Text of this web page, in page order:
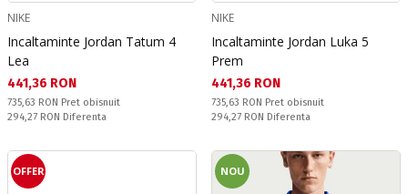
NIKE
Incaltaminte Jordan Tatum 4
Lea
Текуща цена:
441,36 RON
Pret obisnuit:
735,63 RON Pret obisnuit
Спестявате:
294,27 RON Diferenta
NIKE
Incaltaminte Jordan Luka 5
Prem
Текуща цена:
441,36 RON
Pret obisnuit:
735,63 RON Pret obisnuit
Спестявате:
294,27 RON Diferenta
OFFER NOU